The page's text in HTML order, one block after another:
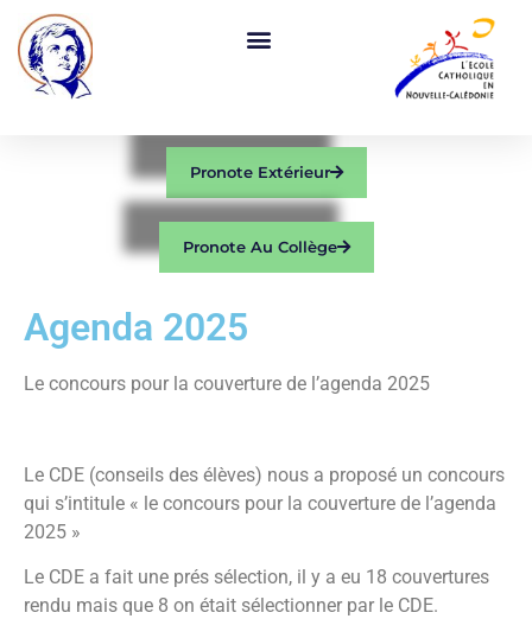
Pronote Extérieur
Pronote Au Collège
Agenda 2025
Le concours pour la couverture de l’agenda 2025
Le CDE (conseils des élèves) nous a proposé un concours
qui s’intitule « le concours pour la couverture de l’agenda
2025 »
Le CDE a fait une prés sélection, il y a eu 18 couvertures
rendu mais que 8 on était sélectionner par le CDE.